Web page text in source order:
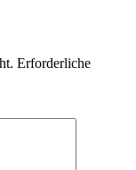
Erforderliche